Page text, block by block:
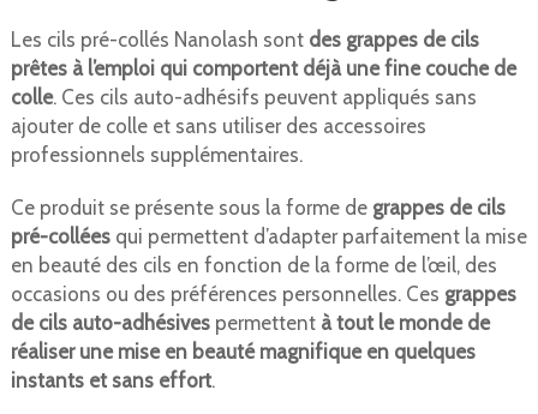
Les cils pré-collés Nanolash sont des grappes de cils
prêtes à l’emploi qui comportent déjà une fine couche de
colle. Ces cils auto-adhésifs peuvent appliqués sans
ajouter de colle et sans utiliser des accessoires
professionnels supplémentaires.
Ce produit se présente sous la forme de grappes de cils
pré-colléesqui permettent d’adapter parfaitement la mise
en beauté des cils en fonction de la forme de l’œil, des
occasions ou des préférences personnelles. Ces grappes
de cils auto-adhésivespermettent à tout le monde de
réaliser une mise en beauté magnifique en quelques
instants et sans effort.